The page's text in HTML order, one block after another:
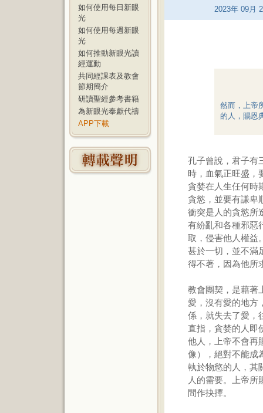
如何使用每日新眼
光
如何使用每週新眼
光
如何推動新眼光讀
經運動
共同經課表及教會
節期簡介
研讀聖經參考書籍
為新眼光奉獻代禱
APP下載
2023年 09月
然而，上帝
的人，賜恩
孔子曾說，君子有
時，血氣正旺盛，
貪婪在人生任何時
貪慾，並要有謙卑
衝突是人的貪慾所
有紛亂和各種邪惡
取，侵害他人權益
甚於一切，並不滿
得不著，因為他所
教會團契，是藉著
愛，沒有愛的地方
係，就失去了愛，
直指，貪婪的人即
他人，上帝不會再
像），絕對不能成
執於物慾的人，其
人的需要。上帝所
間作抉擇。